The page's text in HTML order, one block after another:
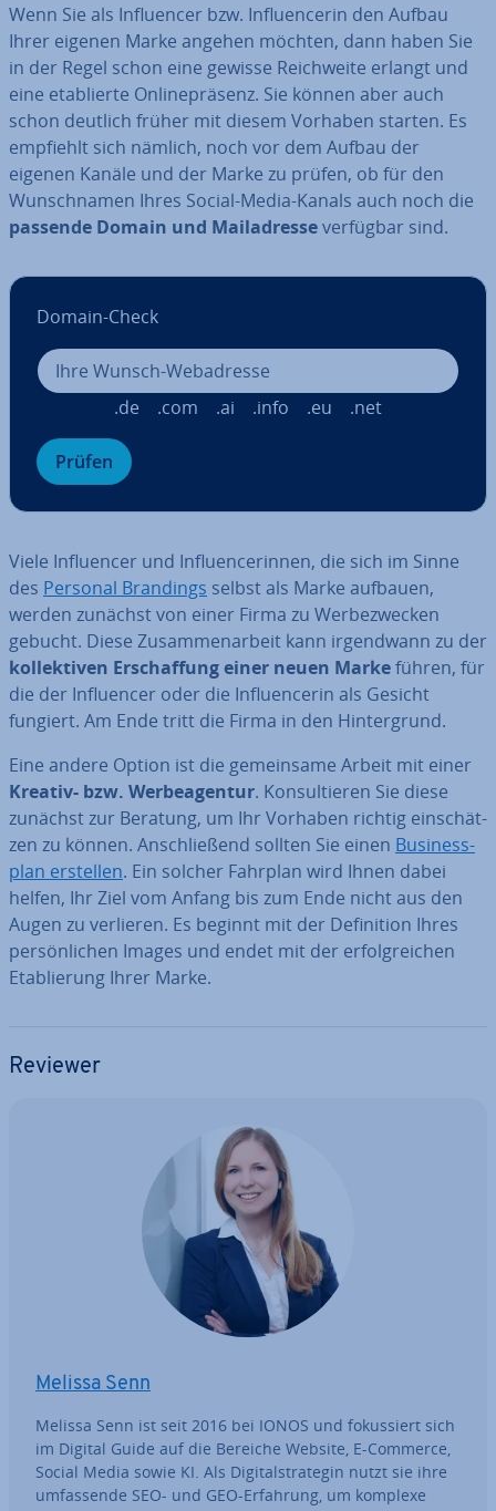
Wenn Sie als In­fluen­cer bzw. In­fluen­ce­rin den Aufbau
Ihrer eigenen Marke angehen möchten, dann haben Sie
in der Regel schon eine gewisse Reich­wei­te erlangt und
eine eta­blier­te On­line­prä­senz. Sie können aber auch
schon deutlich früher mit diesem Vorhaben starten. Es
empfiehlt sich nämlich, noch vor dem Aufbau der
eigenen Kanäle und der Marke zu prüfen, ob für den
Wunsch­na­men Ihres Social-Media-Kanals auch noch die
passende Domain und Mail­adres­severfügbar sind.
Domain-Check
.de .com .ai .info .eu .net
Prüfen
Viele In­fluen­cer und In­fluen­ce­rin­nen, die sich im Sinne
des Personal Brandings selbst als Marke aufbauen,
werden zunächst von einer Firma zu Wer­be­zwe­cken
gebucht. Diese Zu­sam­men­ar­beit kann ir­gend­wann zu der
kol­lek­ti­ven Er­schaf­fung einer neuen Markeführen, für
die der In­fluen­cer oder die In­fluen­ce­rin als Gesicht
fungiert. Am Ende tritt die Firma in den Hin­ter­grund.
Eine andere Option ist die ge­mein­sa­me Arbeit mit einer
Kreativ- bzw. Wer­be­agen­tur. Kon­sul­tie­ren Sie diese
zunächst zur Beratung, um Ihr Vorhaben richtig ein­schät­
zen zu können. An­schlie­ßend sollten Sie einen Busi­ness­
plan erstellen. Ein solcher Fahrplan wird Ihnen dabei
helfen, Ihr Ziel vom Anfang bis zum Ende nicht aus den
Augen zu verlieren. Es beginnt mit der De­fi­ni­ti­on Ihres
per­sön­li­chen Images und endet mit der er­folg­rei­chen
Eta­blie­rung Ihrer Marke.
Reviewer
Melissa Senn
Melissa Senn ist seit 2016 bei IONOS und fo­kus­siert sich
im Digital Guide auf die Bereiche Website, E-Commerce,
Social Media sowie KI. Als Di­gi­tal­stra­te­gin nutzt sie ihre
um­fas­sen­de SEO- und GEO-Erfahrung, um komplexe